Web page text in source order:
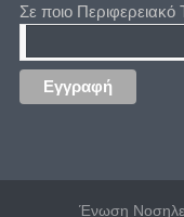
Σε ποιο
Ένωση